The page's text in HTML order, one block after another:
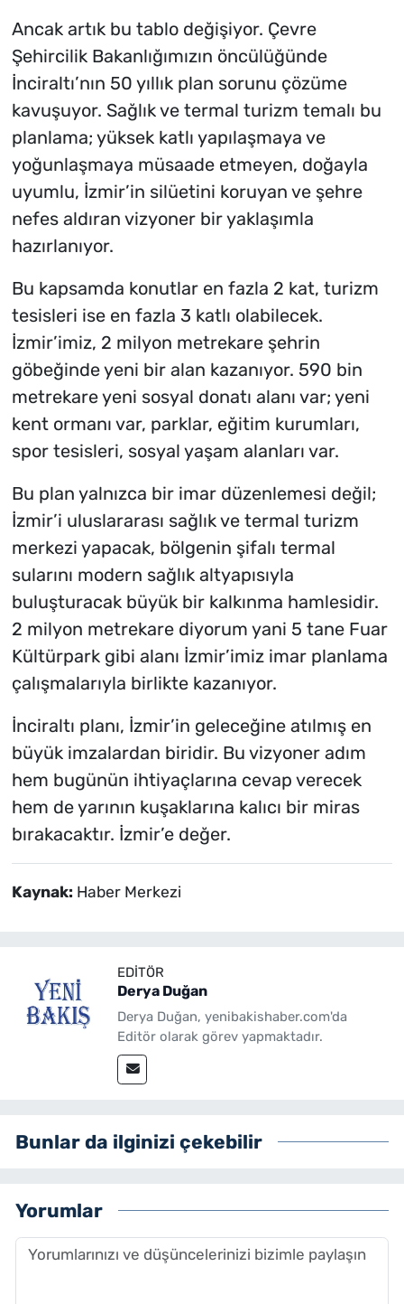
Ancak artık bu tablo değişiyor. Çevre
Şehircilik Bakanlığımızın öncülüğünde
İnciraltı’nın 50 yıllık plan sorunu çözüme
kavuşuyor. Sağlık ve termal turizm temalı bu
planlama; yüksek katlı yapılaşmaya ve
yoğunlaşmaya müsaade etmeyen, doğayla
uyumlu, İzmir’in silüetini koruyan ve şehre
nefes aldıran vizyoner bir yaklaşımla
hazırlanıyor.
Bu kapsamda konutlar en fazla 2 kat, turizm
tesisleri ise en fazla 3 katlı olabilecek.
İzmir’imiz, 2 milyon metrekare şehrin
göbeğinde yeni bir alan kazanıyor. 590 bin
metrekare yeni sosyal donatı alanı var; yeni
kent ormanı var, parklar, eğitim kurumları,
spor tesisleri, sosyal yaşam alanları var.
Bu plan yalnızca bir imar düzenlemesi değil;
İzmir’i uluslararası sağlık ve termal turizm
merkezi yapacak, bölgenin şifalı termal
sularını modern sağlık altyapısıyla
buluşturacak büyük bir kalkınma hamlesidir.
2 milyon metrekare diyorum yani 5 tane Fuar
Kültürpark gibi alanı İzmir’imiz imar planlama
çalışmalarıyla birlikte kazanıyor.
İnciraltı planı, İzmir’in geleceğine atılmış en
büyük imzalardan biridir. Bu vizyoner adım
hem bugünün ihtiyaçlarına cevap verecek
hem de yarının kuşaklarına kalıcı bir miras
bırakacaktır. İzmir’e değer.
Kaynak: Haber Merkezi
EDITÖR
Derya Duğan
Derya Duğan, yenibakishaber.com'da
Editör olarak görev yapmaktadır.
Bunlar da ilginizi çekebilir
Yorumlar